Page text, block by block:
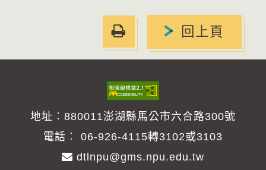
善
列
回上頁
地址︰880011澎湖縣馬公市六合路300號
電話︰ 06-926-4115轉3102或3103
dtlnpu@gms.npu.edu.tw